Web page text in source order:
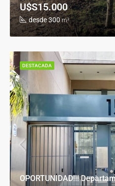
desde 300 m²
U$S15.000
DESTACADA